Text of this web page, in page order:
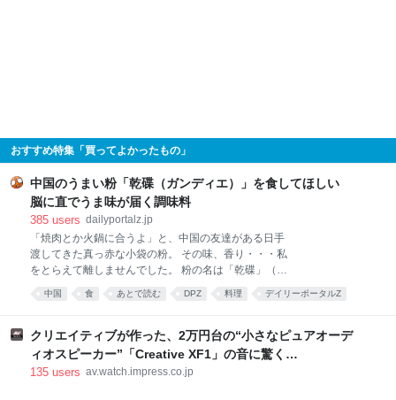
おすすめ特集「買ってよかったもの」
中国のうまい粉「乾碟（ガンディエ）」を食してほしい
脳に直でうま味が届く調味料
385 users dailyportalz.jp
「焼肉とか火鍋に合うよ」と、中国の友達がある日手
渡してきた真っ赤な小袋の粉。 その味、香り・・・私
をとらえて離しませんでした。 粉の名は「乾碟」（ガ
た、脳に直でうま味が届く調味料です。 そんな乾碟を
した。 真っ赤な小袋に入った粉 大学院生のころ、中国
の東北地方から来た留学生の女の子と仲良くなりまし
た。 彼女は辛い物が大好き。「日本には辛い食べ物が
ない」と、中国のショッピングサイト「淘宝」（タオ
中国 食 あとで読む DPZ 料理 デイリーポータルZ
クリエイティブが作った、2万円台の“小さなピュアオーデ
ィオスピーカー”「Creative XF1」の音に驚く
[Sponsored]
135 users av.watch.impress.co.jp